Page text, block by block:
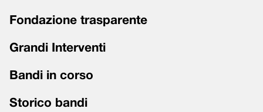
Fondazione trasparente
Grandi Interventi
Bandi in corso
Storico bandi